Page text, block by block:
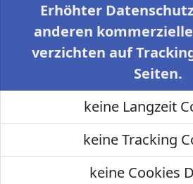
Erhöhter
anderen
verzichten auf
Seiten.
keine Langzeit
keine Tracking
keine Cookies